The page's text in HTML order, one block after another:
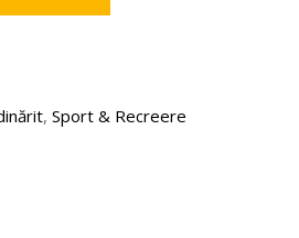
, Sport & Recreere